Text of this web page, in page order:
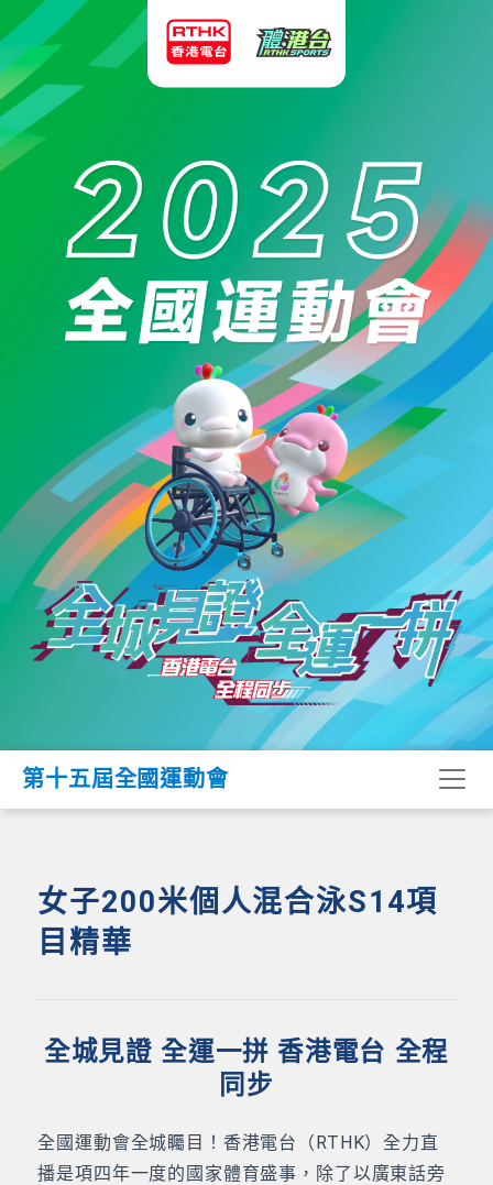
第十五屆全國運動會
女子200米個人混合泳S14項
目精華
全城見證 全運一拼 香港電台 全程
同步
全國運動會全城矚目！香港電台（RTHK）全力直
播是項四年一度的國家體育盛事，除了以廣東話旁